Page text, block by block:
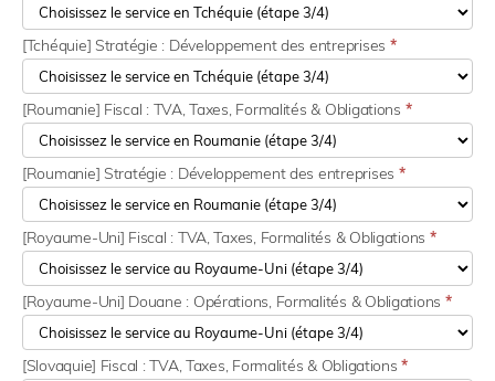
[Tchéquie] Stratégie : Développement des entreprises *
[Roumanie] Fiscal : TVA, Taxes, Formalités & Obligations *
[Roumanie] Stratégie : Développement des entreprises *
[Royaume-Uni] Fiscal : TVA, Taxes, Formalités & Obligations *
[Royaume-Uni] Douane : Opérations, Formalités & Obligations *
[Slovaquie] Fiscal : TVA, Taxes, Formalités & Obligations*